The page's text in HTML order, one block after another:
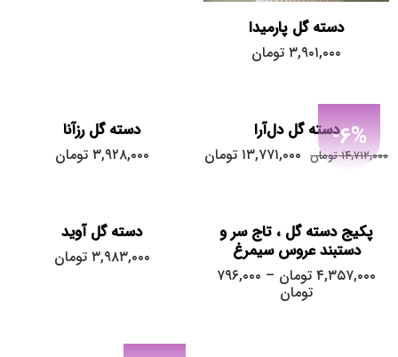
دسته گل پارمیدا
۳,۹۰۱,۰۰۰ تومان
-6%دسته گل دل‌آرا
۱۴,۷۱۲,۰۰۰ تومان ۱۳,۷۷۱,۰۰۰ تومان
دسته گل رزآنا
۳,۹۲۸,۰۰۰ تومان
پکیج دسته گل ، تاج سر و
دستبند عروس سیمرغ
۴,۳۵۷,۰۰۰ تومان – ۷۹۶,۰۰۰
تومان
پکیج کامل
تاج سر عروس
دستبند عروس
دسته گل آوید
۳,۹۸۳,۰۰۰ تومان